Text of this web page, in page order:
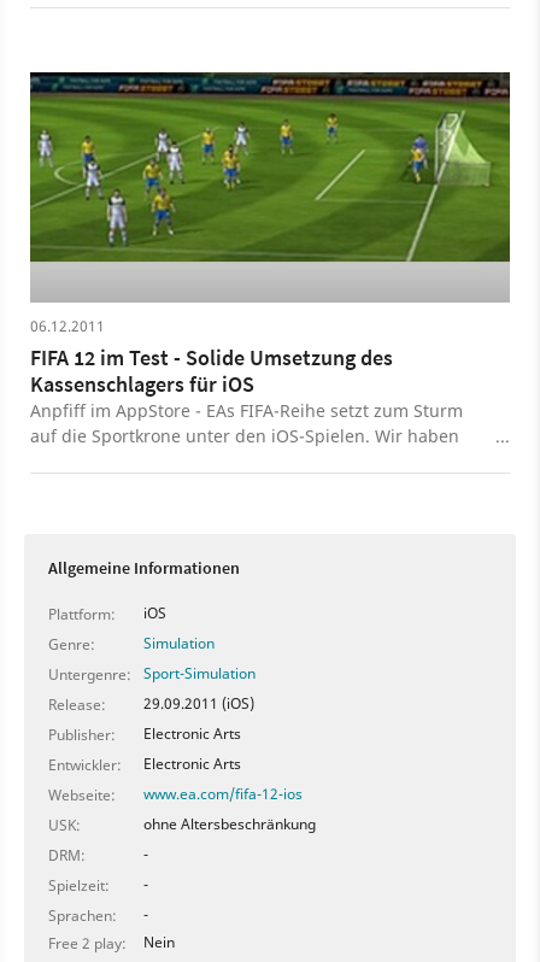
06.12.2011
FIFA 12 im Test - Solide Umsetzung des
Kassenschlagers für iOS
Anpfiff im AppStore - EAs FIFA-Reihe setzt zum Sturm
auf die Sportkrone unter den iOS-Spielen. Wir haben
Allgemeine Informationen
Plattform:
iOS
Genre:
Simulation
Untergenre:
Sport-Simulation
Release:
29.09.2011 (iOS)
Publisher:
Electronic Arts
Entwickler:
Electronic Arts
Webseite:
www.ea.com/fifa-12-ios
USK:
ohne Altersbeschränkung
DRM:
-
Spielzeit:
-
Sprachen:
-
Free 2 play:
Nein